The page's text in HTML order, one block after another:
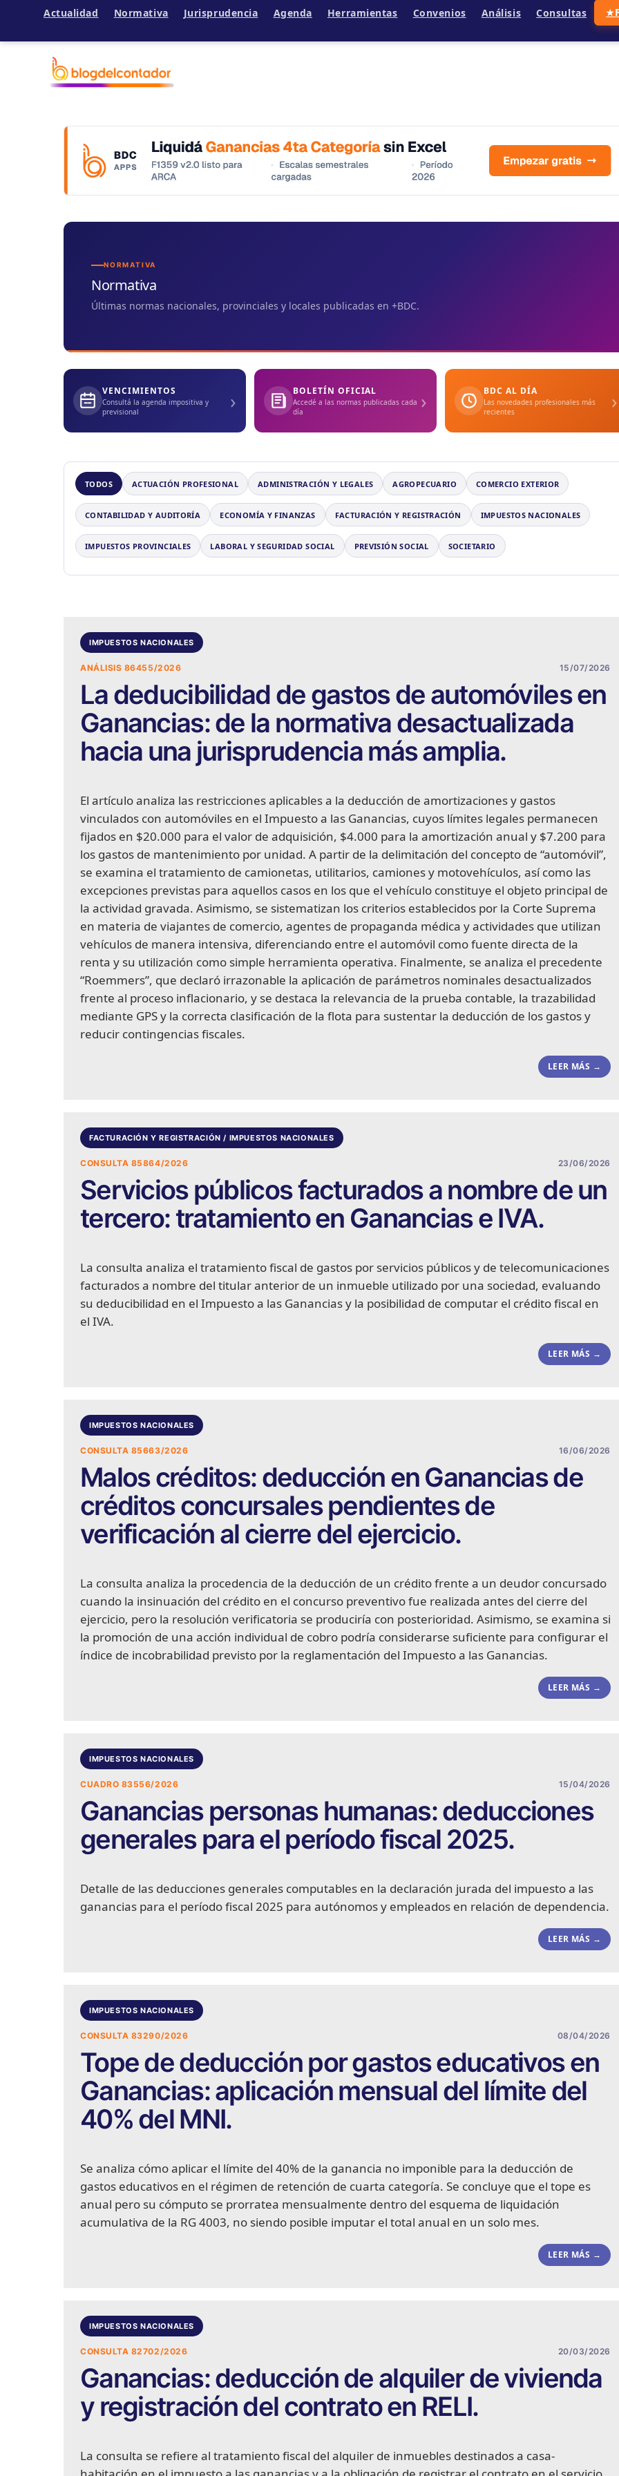
Actualidad Normativa Jurisprudencia Agenda Herramientas Convenios Análisis Consultas ★
NORMATIVA
Normativa
Últimas normas nacionales, provinciales y locales publicadas en +BDC.
VENCIMIENTOS
Consultá la agenda impositiva y
previsional
› BOLETÍN OFICIAL
Accedé a las normas publicadas cada
día
› BDC AL DÍA
Las novedades profesionales más
recientes
›
TODOS ACTUACIÓN PROFESIONAL ADMINISTRACIÓN Y LEGALES AGROPECUARIO COMERCIO EXTERIOR
CONTABILIDAD Y AUDITORÍA ECONOMÍA Y FINANZAS FACTURACIÓN Y REGISTRACIÓN IMPUESTOS NACIONALES
IMPUESTOS PROVINCIALES LABORAL Y SEGURIDAD SOCIAL PREVISIÓN SOCIAL SOCIETARIO
IMPUESTOS NACIONALES
ANÁLISIS 86455/2026 15/07/2026
La deducibilidad de gastos de automóviles en
Ganancias: de la normativa desactualizada
hacia una jurisprudencia más amplia.
El artículo analiza las restricciones aplicables a la deducción de amortizaciones y gastos
vinculados con automóviles en el Impuesto a las Ganancias, cuyos límites legales permanecen
fijados en $20.000 para el valor de adquisición, $4.000 para la amortización anual y $7.200 para
los gastos de mantenimiento por unidad. A partir de la delimitación del concepto de “automóvil”,
se examina el tratamiento de camionetas, utilitarios, camiones y motovehículos, así como las
excepciones previstas para aquellos casos en los que el vehículo constituye el objeto principal de
la actividad gravada. Asimismo, se sistematizan los criterios establecidos por la Corte Suprema
en materia de viajantes de comercio, agentes de propaganda médica y actividades que utilizan
vehículos de manera intensiva, diferenciando entre el automóvil como fuente directa de la
renta y su utilización como simple herramienta operativa. Finalmente, se analiza el precedente
“Roemmers”, que declaró irrazonable la aplicación de parámetros nominales desactualizados
frente al proceso inflacionario, y se destaca la relevancia de la prueba contable, la trazabilidad
mediante GPS y la correcta clasificación de la flota para sustentar la deducción de los gastos y
reducir contingencias fiscales.
LEER MÁS →
FACTURACIÓN Y REGISTRACIÓN / IMPUESTOS NACIONALES
CONSULTA 85864/2026 23/06/2026
Servicios públicos facturados a nombre de un
tercero: tratamiento en Ganancias e IVA.
La consulta analiza el tratamiento fiscal de gastos por servicios públicos y de telecomunicaciones
facturados a nombre del titular anterior de un inmueble utilizado por una sociedad, evaluando
su deducibilidad en el Impuesto a las Ganancias y la posibilidad de computar el crédito fiscal en
el IVA.
LEER MÁS →
IMPUESTOS NACIONALES
CONSULTA 85663/2026 16/06/2026
Malos créditos: deducción en Ganancias de
créditos concursales pendientes de
verificación al cierre del ejercicio.
La consulta analiza la procedencia de la deducción de un crédito frente a un deudor concursado
cuando la insinuación del crédito en el concurso preventivo fue realizada antes del cierre del
ejercicio, pero la resolución verificatoria se produciría con posterioridad. Asimismo, se examina si
la promoción de una acción individual de cobro podría considerarse suficiente para configurar el
índice de incobrabilidad previsto por la reglamentación del Impuesto a las Ganancias.
LEER MÁS →
IMPUESTOS NACIONALES
CUADRO 83556/2026 15/04/2026
Ganancias personas humanas: deducciones
generales para el período fiscal 2025.
Detalle de las deducciones generales computables en la declaración jurada del impuesto a las
ganancias para el período fiscal 2025 para autónomos y empleados en relación de dependencia.
LEER MÁS →
IMPUESTOS NACIONALES
CONSULTA 83290/2026 08/04/2026
Tope de deducción por gastos educativos en
Ganancias: aplicación mensual del límite del
40% del MNI.
Se analiza cómo aplicar el límite del 40% de la ganancia no imponible para la deducción de
gastos educativos en el régimen de retención de cuarta categoría. Se concluye que el tope es
anual pero su cómputo se prorratea mensualmente dentro del esquema de liquidación
acumulativa de la RG 4003, no siendo posible imputar el total anual en un solo mes.
LEER MÁS →
IMPUESTOS NACIONALES
CONSULTA 82702/2026 20/03/2026
Ganancias: deducción de alquiler de vivienda
y registración del contrato en RELI.
La consulta se refiere al tratamiento fiscal del alquiler de inmuebles destinados a casa-